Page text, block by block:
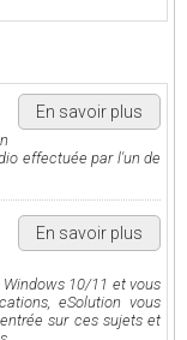
En savoir plus
effectuée par l'un de
En savoir plus
10/11 et vous
eSolution vous
sur ces sujets et